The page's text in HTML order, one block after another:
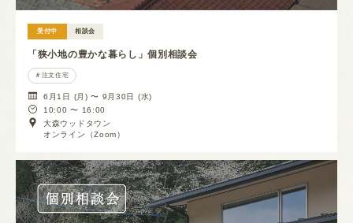
受付中 相談会
「狭小地の豊かな暮らし」個別相談会
注文住宅
6月1日 (月) 〜 9月30日 (水)
10:00 〜 16:00
大森ウッドタウン
オンライン（Zoom）